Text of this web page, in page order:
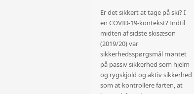
Er det sikkert at tage på ski? I
en COVID-19-kontekst? Indtil
midten af sidste skisæson
(2019/20) var
sikkerhedsspørgsmål møntet
på passiv sikkerhed som hjelm
og rygskjold og aktiv sikkerhed
som at kontrollere farten, at